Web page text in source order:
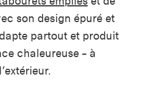
son design épuré et
partout et produit
chaleureuse – à